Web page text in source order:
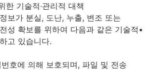
한 기술적∙관리적 대책
보가 분실, 도난, 누출, 변조 또는
성 확보를 위하여 다음과 같은 기술적•
고 있습니다.
호에 의해 보호되며, 파일 및 전송